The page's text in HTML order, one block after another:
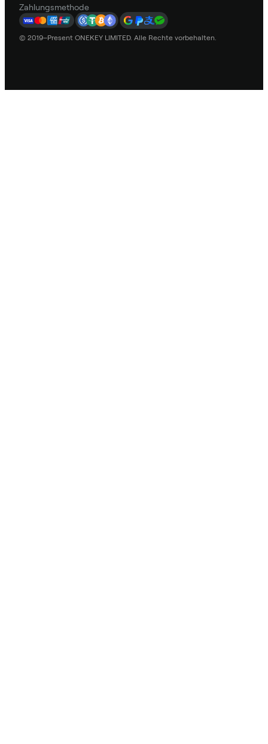
Zahlungsmethode
© 2019–Present ONEKEY LIMITED. Alle Rechte vorbehalten.